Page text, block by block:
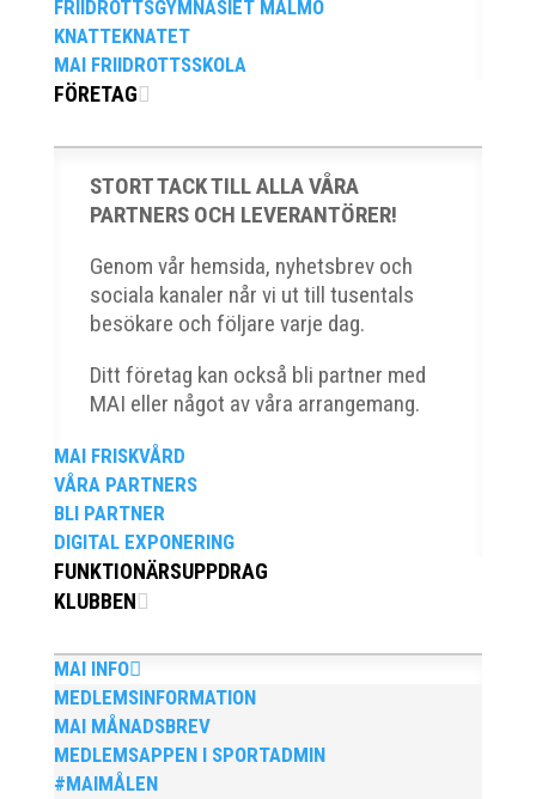
FRIIDROTTSGYMNASIET MALMÖ
KNATTEKNATET
MAI FRIIDROTTSSKOLA
FÖRETAG
STORT TACK TILL ALLA VÅRA
PARTNERS OCH LEVERANTÖRER!
Genom vår hemsida, nyhetsbrev och
sociala kanaler når vi ut till tusentals
besökare och följare varje dag.
Ditt företag kan också bli partner med
MAI eller något av våra arrangemang.
MAI FRISKVÅRD
VÅRA PARTNERS
BLI PARTNER
DIGITAL EXPONERING
FUNKTIONÄRSUPPDRAG
KLUBBEN
MAI INFO
MEDLEMSINFORMATION
MAI MÅNADSBREV
MEDLEMSAPPEN I SPORTADMIN
#MAIMÅLEN
för MAI:s kulstötare Wictor Petersson. Året gav
svenskt rekord, EM-silver inomhus, dessutom sexa på
VM inomhus och elva på VM ute i somras. Och en
så mycket hänt...
När Friidrottssverige samlades för fest gick en av
utmärkelserna till MAI och Kalvinknatet – Lasses
skötebarn i alla år. MAI-delegationen fick ta emot
priset ”Årets pulshöjare”, och bland annat fanns
ordförande Fredrik Wennolf på plats för att ta emot
hyllningarna. –...